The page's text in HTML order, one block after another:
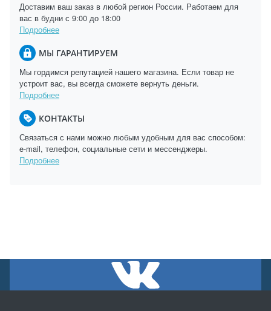
Доставим ваш заказ в любой регион России. Работаем для
вас в будни с 9:00 до 18:00
Подробнее
МЫ ГАРАНТИРУЕМ
Мы гордимся репутацией нашего магазина. Если товар не
устроит вас, вы всегда сможете вернуть деньги.
Подробнее
КОНТАКТЫ
Связаться с нами можно любым удобным для вас способом:
e-mail, телефон, социальные сети и мессенджеры.
Подробнее